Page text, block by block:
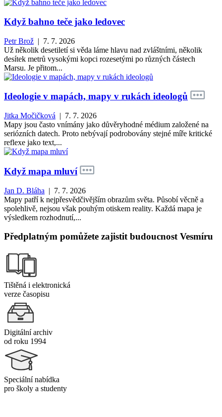
Když bahno teče jako ledovec
Petr Brož | 7. 7. 2026
Už několik desetiletí si věda láme hlavu nad zvláštními, několik
desítek metrů vysokými kopci rozesetými po různých částech
Marsu. Je přitom...
Ideologie v mapách, mapy v rukách ideologů
Jitka Močičková | 7. 7. 2026
Mapy jsou často vnímány jako důvěryhodné médium založené na
seriózních datech. Proto nebývají podrobovány stejné míře kritické
reflexe jako text,...
Když mapa mluví
Jan D. Bláha | 7. 7. 2026
Mapy patří k nejpřesvědčivějším obrazům světa. Působí věcně a
spolehlivě, nejsou však pouhým otiskem reality. Každá mapa je
výsledkem rozhodnutí,...
Předplatným pomůžete zajistit budoucnost Vesmíru
Tištěná i elektronická
verze časopisu
Digitální archiv
od roku 1994
Speciální nabídka
pro školy a studenty